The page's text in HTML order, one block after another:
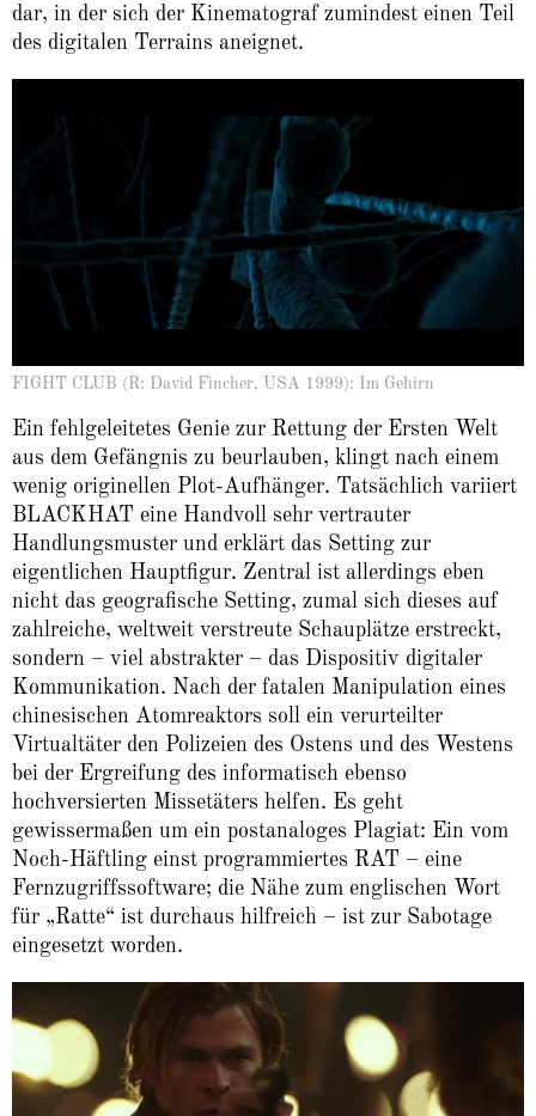
dar, in der sich der Kinematograf zumindest einen Teil
des digitalen Terrains aneignet.
FIGHT CLUB (R: David Fincher, USA 1999): Im Gehirn
Ein fehlgeleitetes Genie zur Rettung der Ersten Welt
aus dem Gefängnis zu beurlauben, klingt nach einem
wenig originellen Plot-Aufhänger. Tatsächlich variiert
BLACKHAT eine Handvoll sehr vertrauter
Handlungsmuster und erklärt das Setting zur
eigentlichen Hauptfigur. Zentral ist allerdings eben
nicht das geografische Setting, zumal sich dieses auf
zahlreiche, weltweit verstreute Schauplätze erstreckt,
sondern – viel abstrakter – das Dispositiv digitaler
Kommunikation. Nach der fatalen Manipulation eines
chinesischen Atomreaktors soll ein verurteilter
Virtualtäter den Polizeien des Ostens und des Westens
bei der Ergreifung des informatisch ebenso
hochversierten Missetäters helfen. Es geht
gewissermaßen um ein postanaloges Plagiat: Ein vom
Noch-Häftling einst programmiertes RAT – eine
Fernzugriffssoftware; die Nähe zum englischen Wort
für „Ratte“ ist durchaus hilfreich – ist zur Sabotage
eingesetzt worden.